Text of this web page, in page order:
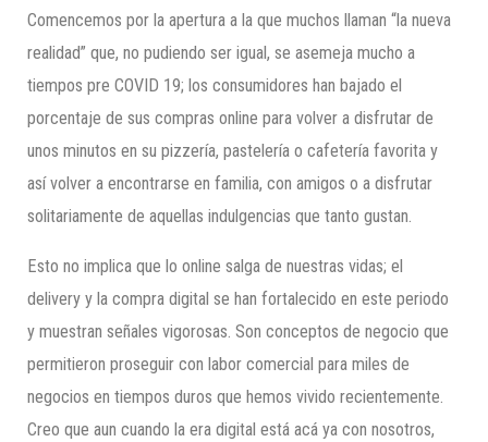
Comencemos por la apertura a la que muchos llaman “la nueva
realidad” que, no pudiendo ser igual, se asemeja mucho a
tiempos pre COVID 19; los consumidores han bajado el
porcentaje de sus compras online para volver a disfrutar de
unos minutos en su pizzería, pastelería o cafetería favorita y
así volver a encontrarse en familia, con amigos o a disfrutar
solitariamente de aquellas indulgencias que tanto gustan.
Esto no implica que lo online salga de nuestras vidas; el
delivery y la compra digital se han fortalecido en este periodo
y muestran señales vigorosas. Son conceptos de negocio que
permitieron proseguir con labor comercial para miles de
negocios en tiempos duros que hemos vivido recientemente.
Creo que aun cuando la era digital está acá ya con nosotros,